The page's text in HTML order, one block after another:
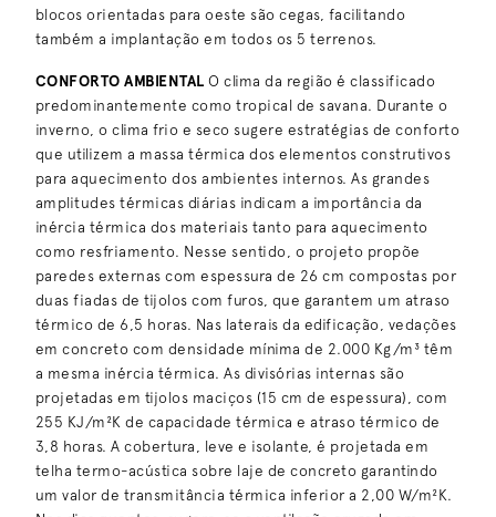
blocos orientadas para oeste são cegas, facilitando
também a implantação em todos os 5 terrenos.
CONFORTO AMBIENTAL O clima da região é classificado
predominantemente como tropical de savana. Durante o
inverno, o clima frio e seco sugere estratégias de conforto
que utilizem a massa térmica dos elementos construtivos
para aquecimento dos ambientes internos. As grandes
amplitudes térmicas diárias indicam a importância da
inércia térmica dos materiais tanto para aquecimento
como resfriamento. Nesse sentido, o projeto propõe
paredes externas com espessura de 26 cm compostas por
duas fiadas de tijolos com furos, que garantem um atraso
térmico de 6,5 horas. Nas laterais da edificação, vedações
em concreto com densidade mínima de 2.000 Kg/m³ têm
a mesma inércia térmica. As divisórias internas são
projetadas em tijolos maciços (15 cm de espessura), com
255 KJ/m²K de capacidade térmica e atraso térmico de
3,8 horas. A cobertura, leve e isolante, é projetada em
telha termo-acústica sobre laje de concreto garantindo
um valor de transmitância térmica inferior a 2,00 W/m²K.